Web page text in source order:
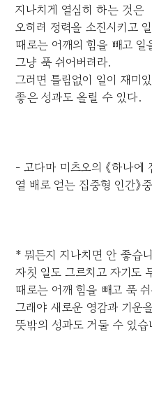
지나치게 열심히 하는 것은
오히려 정력을 소진시키고
때로는 어깨의 힘을 빼고 일
그냥 푹 쉬어버려라.
그러면 틀림없이 일이 재미
좋은 성과도 올릴 수 있다.
- 고다마 미츠오의 《하나에
열 배로 얻는 집중형 인간》
* 뭐든지 지나치면 안 좋습
자칫 일도 그르치고 자기도
때로는 어깨 힘을 빼고 푹
그래야 새로운 영감과 기운
뜻밖의 성과도 거둘 수 있습